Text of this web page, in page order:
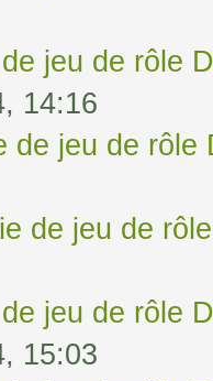
jeu de rôle
14:16
de jeu de rôle
de jeu de
jeu de rôle
15:03